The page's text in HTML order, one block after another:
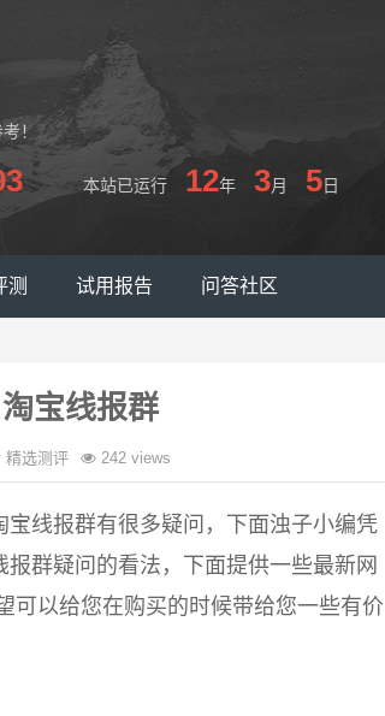
！
本站已运行 12年 3月 5日
测 试用报告 问答社区
宝线报群
精选测评 242 views
线报群有很多疑问，下面浊子小编凭
群疑问的看法，下面提供一些最新网
可以给您在购买的时候带给您一些有价